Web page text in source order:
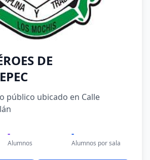
DE
público ubicado en Calle
-
Alumnos
-
Alumnos por sala